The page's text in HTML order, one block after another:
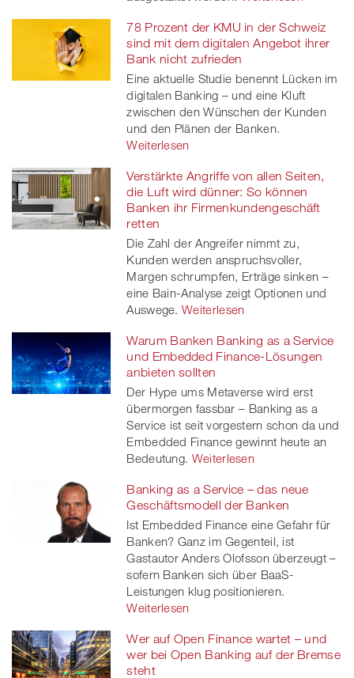
78 Prozent der KMU in der Schweiz
sind mit dem digitalen Angebot ihrer
Bank nicht zufrieden
Eine aktuelle Studie benennt Lücken im
digitalen Banking – und eine Kluft
zwischen den Wünschen der Kunden
und den Plänen der Banken.
Weiterlesen
Verstärkte Angriffe von allen Seiten,
die Luft wird dünner: So können
Banken ihr Firmenkundengeschäft
retten
Die Zahl der Angreifer nimmt zu,
Kunden werden anspruchsvoller,
Margen schrumpfen, Erträge sinken –
eine Bain-Analyse zeigt Optionen und
Auswege. Weiterlesen
Warum Banken Banking as a Service
und Embedded Finance-Lösungen
anbieten sollten
Der Hype ums Metaverse wird erst
übermorgen fassbar – Banking as a
Service ist seit vorgestern schon da und
Embedded Finance gewinnt heute an
Bedeutung. Weiterlesen
Banking as a Service – das neue
Geschäftsmodell der Banken
Ist Embedded Finance eine Gefahr für
Banken? Ganz im Gegenteil, ist
Gastautor Anders Olofsson überzeugt –
sofern Banken sich über BaaS-
Leistungen klug positionieren.
Weiterlesen
Wer auf Open Finance wartet – und
wer bei Open Banking auf der Bremse
steht